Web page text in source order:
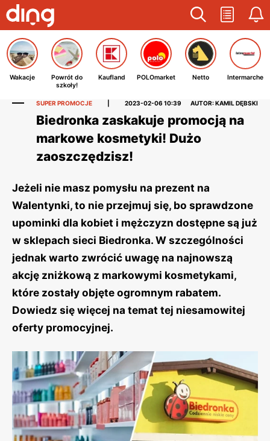
Wakacje
Powrót do
szkoły!
Kaufland POLOmarket Netto Intermarche
SUPER PROMOCJE 2023-02-06 10:39 AUTOR: KAMIL DĘBSKI
Biedronka zaskakuje promocją na
markowe kosmetyki! Dużo
zaoszczędzisz!
Jeżeli nie masz pomysłu na prezent na
Walentynki, to nie przejmuj się, bo sprawdzone
upominki dla kobiet i mężczyzn dostępne są już
w sklepach sieci Biedronka. W szczególności
jednak warto zwrócić uwagę na najnowszą
akcję zniżkową z markowymi kosmetykami,
które zostały objęte ogromnym rabatem.
Dowiedz się więcej na temat tej niesamowitej
oferty promocyjnej.